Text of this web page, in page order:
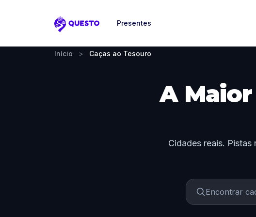
Questo
Presentes
Início > Caças ao Tesouro
A
Cidades reais. Pistas